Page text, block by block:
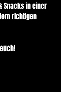
Snacks in einer
richtigen